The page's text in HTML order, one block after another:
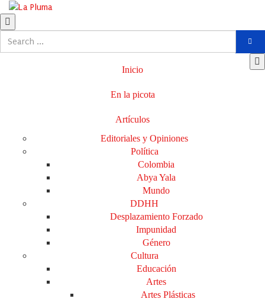
Inicio
En la picota
Artículos
Editoriales y Opiniones
Política
Colombia
Abya Yala
Mundo
DDHH
Desplazamiento Forzado
Impunidad
Género
Cultura
Educación
Artes
Artes Plásticas